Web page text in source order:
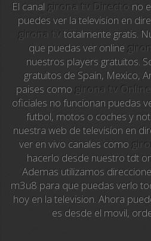
La Otra
Anime TV
Pakapaka
Azteca
Azteca
Abu Dhabi
National
El canal girona tv Directo no
puedes ver la television en
girona tvtotalmente gratis.
que puedas ver online
nuestros players gratuitos.
gratuitos de Spain, Mexico,
paises como girona tv Online
oficiales no funcionan puedas
futbol, motos o coches y
nuestra web de television en
ver en vivo canales como
hacerlo desde nuestro tdt
Ademas utilizamos
m3u8 para que puedas verlo
hoy en la television. Ahora
es desde el movil,